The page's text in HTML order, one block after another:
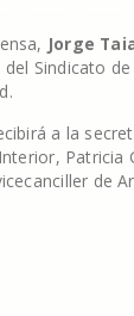
Jorge
Sindicato
a la
Patricia
de